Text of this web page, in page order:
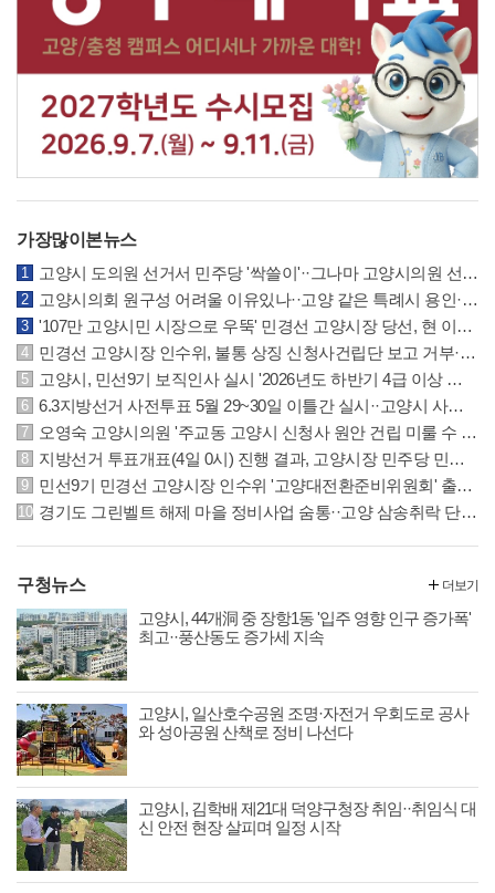
가장많이본뉴스
고양시 도의원 선거서 민주당 '싹쓸이'··그나마 고양시의원 선거는 국민의힘 선방
고양시의회 원구성 어려울 이유있나··고양 같은 특례시 용인·수원시의회 참조하길
'107만 고양시민 시장으로 우뚝' 민경선 고양시장 당선, 현 이동환 시장에 크게 앞서
민경선 고양시장 인수위, 불통 상징 신청사건립단 보고 거부··원안건립 계획 요구
고양시, 민선9기 보직인사 실시 '2026년도 하반기 4급 이상 및 5·6급 인사발령 사항'
6.3지방선거 사전투표 5월 29~30일 이틀간 실시··고양시 사전투표소 위치 안내
오영숙 고양시의원 '주교동 고양시 신청사 원안 건립 미룰 수 없는 과제' 추진 촉구
지방선거 투표개표(4일 0시) 진행 결과, 고양시장 민주당 민경선 후보 62.7% 우위
민선9기 민경선 고양시장 인수위 '고양대전환준비위원회' 출범··22일 본격 활동
경기도 그린벨트 해제 마을 정비사업 숨통··고양 삼송취락 단계적 정비 가능해져
구청뉴스
고양시, 44개洞 중 장항1동 '입주 영향 인구 증가폭'
최고··풍산동도 증가세 지속
고양시, 일산호수공원 조명·자전거 우회도로 공사
와 성아공원 산책로 정비 나선다
고양시, 김학배 제21대 덕양구청장 취임··취임식 대
신 안전 현장 살피며 일정 시작
더보기